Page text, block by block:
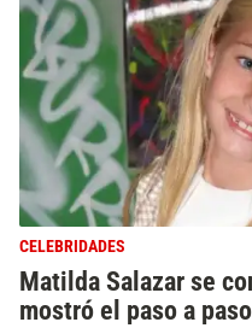
CELEBRIDADES
Matilda Salazar se
mostró el paso a paso